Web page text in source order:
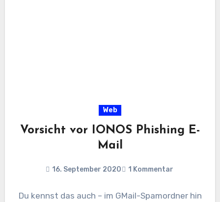
Web
Vorsicht vor IONOS Phishing E-
Mail
16. September 2020 1 Kommentar
Du kennst das auch – im GMail-Spamordner hin